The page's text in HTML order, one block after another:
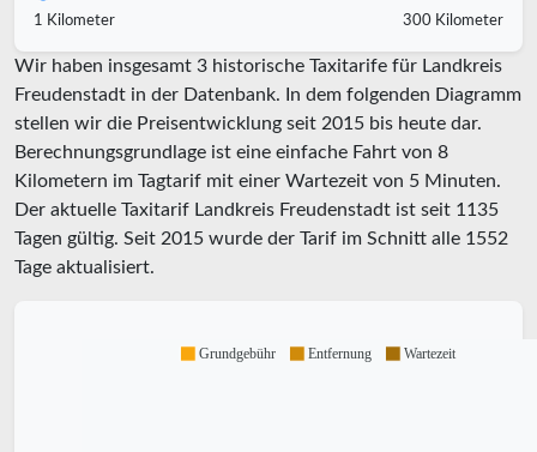
1 Kilometer 300 Kilometer
Wir haben insgesamt 3 historische Taxitarife für Landkreis
Freudenstadt in der Datenbank. In dem folgenden Diagramm
stellen wir die Preisentwicklung seit 2015 bis heute dar.
Berechnungsgrundlage ist eine einfache Fahrt von 8
Kilometern im Tagtarif mit einer Wartezeit von 5 Minuten.
Der aktuelle Taxitarif Landkreis Freudenstadt ist seit 1135
Tagen gültig. Seit 2015 wurde der Tarif im Schnitt alle 1552
Tage aktualisiert.
Grundgebühr Entfernung Wartezeit